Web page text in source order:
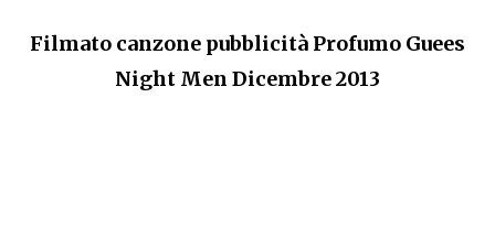
Filmato canzone pubblicità Profumo Guees
Night Men Dicembre 2013